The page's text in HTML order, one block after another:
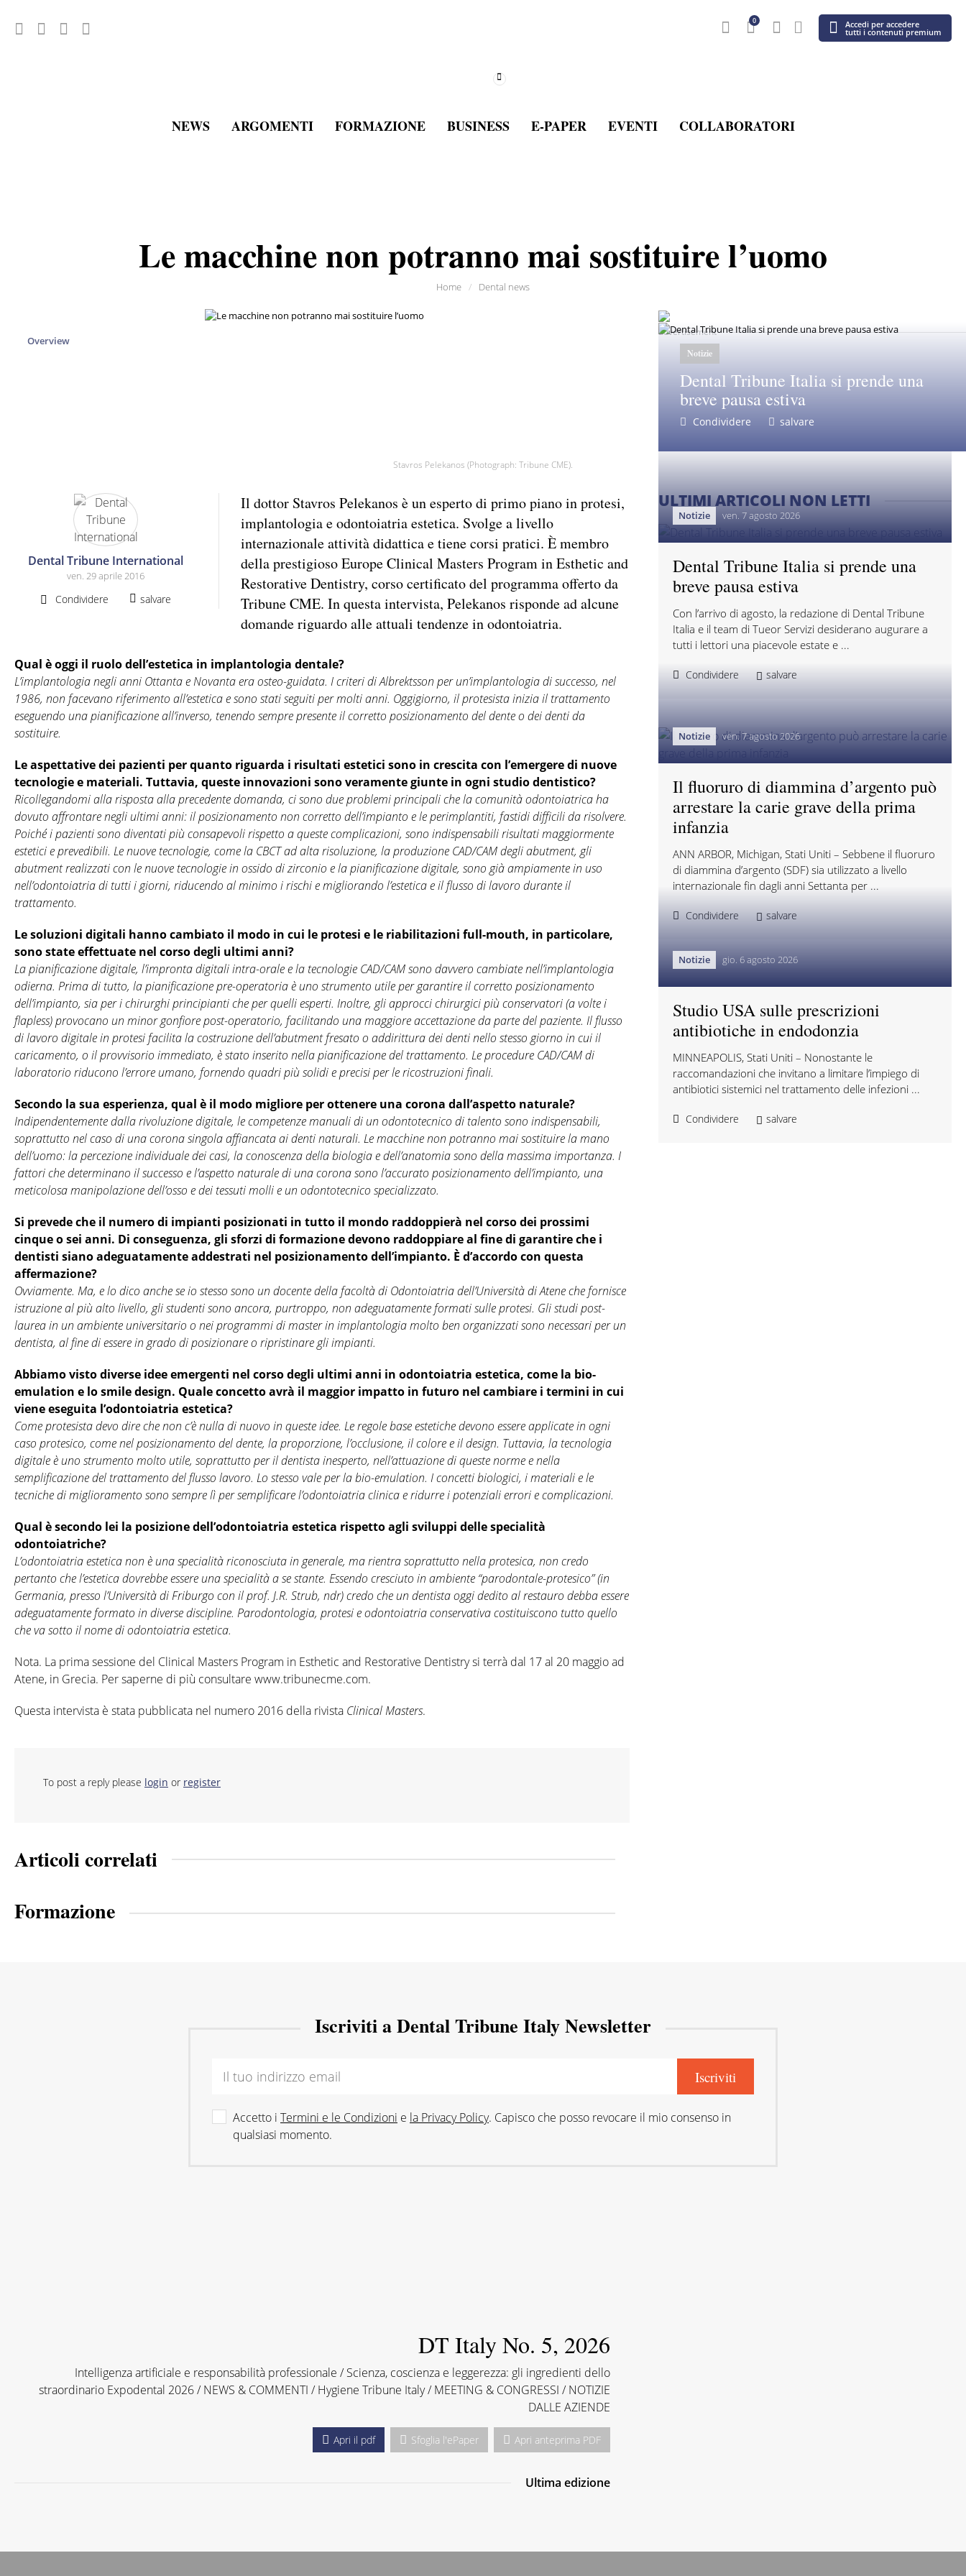
0 Accedi per accedere
tutti i contenuti premium
NEWS ARGOMENTI FORMAZIONE BUSINESS E-PAPER EVENTI COLLABORATORI
Le macchine non potranno mai sostituire l’uomo
Home / Dental news
Overview
advertisement
Notizie
Dental Tribune Italia si prende una
breve pausa estiva
Condividere salvare
Stavros Pelekanos (Photograph: Tribune CME).
Dental Tribune International
ven. 29 aprile 2016
Condividere salvare
Il dottor Stavros Pelekanos è un esperto di primo piano in protesi,
implantologia e odontoiatria estetica. Svolge a livello
internazionale attività didattica e tiene corsi pratici. È membro
della prestigioso Europe Clinical Masters Program in Esthetic and
Restorative Dentistry, corso certificato del programma offerto da
Tribune CME. In questa intervista, Pelekanos risponde ad alcune
domande riguardo alle attuali tendenze in odontoiatria.
Qual è oggi il ruolo dell’estetica in implantologia dentale?
L’implantologia negli anni Ottanta e Novanta era osteo-guidata. I criteri di Albrektsson per un’implantologia di successo, nel
1986, non facevano riferimento all’estetica e sono stati seguiti per molti anni. Oggigiorno, il protesista inizia il trattamento
eseguendo una pianificazione all’inverso, tenendo sempre presente il corretto posizionamento del dente o dei denti da
sostituire.
Le aspettative dei pazienti per quanto riguarda i risultati estetici sono in crescita con l’emergere di nuove
tecnologie e materiali. Tuttavia, queste innovazioni sono veramente giunte in ogni studio dentistico?
Ricollegandomi alla risposta alla precedente domanda, ci sono due problemi principali che la comunità odontoiatrica ha
dovuto affrontare negli ultimi anni: il posizionamento non corretto dell’impianto e le perimplantiti, fastidi difficili da risolvere.
Poiché i pazienti sono diventati più consapevoli rispetto a queste complicazioni, sono indispensabili risultati maggiormente
estetici e prevedibili. Le nuove tecnologie, come la CBCT ad alta risoluzione, la produzione CAD/CAM degli abutment, gli
abutment realizzati con le nuove tecnologie in ossido di zirconio e la pianificazione digitale, sono già ampiamente in uso
nell’odontoiatria di tutti i giorni, riducendo al minimo i rischi e migliorando l’estetica e il flusso di lavoro durante il
trattamento.
Le soluzioni digitali hanno cambiato il modo in cui le protesi e le riabilitazioni full-mouth, in particolare,
sono state effettuate nel corso degli ultimi anni?
La pianificazione digitale, l’impronta digitali intra-orale e la tecnologie CAD/CAM sono davvero cambiate nell’implantologia
odierna. Prima di tutto, la pianificazione pre-operatoria è uno strumento utile per garantire il corretto posizionamento
dell’impianto, sia per i chirurghi principianti che per quelli esperti. Inoltre, gli approcci chirurgici più conservatori (a volte i
flapless) provocano un minor gonfiore post-operatorio, facilitando una maggiore accettazione da parte del paziente. Il flusso
di lavoro digitale in protesi facilita la costruzione dell’abutment fresato o addirittura dei denti nello stesso giorno in cui il
caricamento, o il provvisorio immediato, è stato inserito nella pianificazione del trattamento. Le procedure CAD/CAM di
laboratorio riducono l’errore umano, fornendo quadri più solidi e precisi per le ricostruzioni finali.
Secondo la sua esperienza, qual è il modo migliore per ottenere una corona dall’aspetto naturale?
Indipendentemente dalla rivoluzione digitale, le competenze manuali di un odontotecnico di talento sono indispensabili,
soprattutto nel caso di una corona singola affiancata ai denti naturali. Le macchine non potranno mai sostituire la mano
dell’uomo: la percezione individuale dei casi, la conoscenza della biologia e dell’anatomia sono della massima importanza. I
fattori che determinano il successo e l’aspetto naturale di una corona sono l’accurato posizionamento dell’impianto, una
meticolosa manipolazione dell’osso e dei tessuti molli e un odontotecnico specializzato.
Si prevede che il numero di impianti posizionati in tutto il mondo raddoppierà nel corso dei prossimi
cinque o sei anni. Di conseguenza, gli sforzi di formazione devono raddoppiare al fine di garantire che i
dentisti siano adeguatamente addestrati nel posizionamento dell’impianto. È d’accordo con questa
affermazione?
Ovviamente. Ma, e lo dico anche se io stesso sono un docente della facoltà di Odontoiatria dell’Università di Atene che fornisce
istruzione al più alto livello, gli studenti sono ancora, purtroppo, non adeguatamente formati sulle protesi. Gli studi post-
laurea in un ambiente universitario o nei programmi di master in implantologia molto ben organizzati sono necessari per un
dentista, al fine di essere in grado di posizionare o ripristinare gli impianti.
Abbiamo visto diverse idee emergenti nel corso degli ultimi anni in odontoiatria estetica, come la bio-
emulation e lo smile design. Quale concetto avrà il maggior impatto in futuro nel cambiare i termini in cui
viene eseguita l’odontoiatria estetica?
Come protesista devo dire che non c’è nulla di nuovo in queste idee. Le regole base estetiche devono essere applicate in ogni
caso protesico, come nel posizionamento del dente, la proporzione, l’occlusione, il colore e il design. Tuttavia, la tecnologia
digitale è uno strumento molto utile, soprattutto per il dentista inesperto, nell’attuazione di queste norme e nella
semplificazione del trattamento del flusso lavoro. Lo stesso vale per la bio-emulation. I concetti biologici, i materiali e le
tecniche di miglioramento sono sempre lì per semplificare l’odontoiatria clinica e ridurre i potenziali errori e complicazioni.
Qual è secondo lei la posizione dell’odontoiatria estetica rispetto agli sviluppi delle specialità
odontoiatriche?
L’odontoiatria estetica non è una specialità riconosciuta in generale, ma rientra soprattutto nella protesica, non credo
pertanto che l’estetica dovrebbe essere una specialità a se stante. Essendo cresciuto in ambiente “parodontale-protesico” (in
Germania, presso l’Università di Friburgo con il prof. J.R. Strub, ndr) credo che un dentista oggi dedito al restauro debba essere
adeguatamente formato in diverse discipline. Parodontologia, protesi e odontoiatria conservativa costituiscono tutto quello
che va sotto il nome di odontoiatria estetica.
Nota. La prima sessione del Clinical Masters Program in Esthetic and Restorative Dentistry si terrà dal 17 al 20 maggio ad
Atene, in Grecia. Per saperne di più consultare www.tribunecme.com.
Questa intervista è stata pubblicata nel numero 2016 della rivista Clinical Masters.
To post a reply please login or register
Articoli correlati
Formazione
ULTIMI ARTICOLI NON LETTI
Notizie ven. 7 agosto 2026
Dental Tribune Italia si prende una
breve pausa estiva
Con l’arrivo di agosto, la redazione di Dental Tribune
Italia e il team di Tueor Servizi desiderano augurare a
tutti i lettori una piacevole estate e ...
Condividere salvare
Notizie ven. 7 agosto 2026
Il fluoruro di diammina d’argento può
arrestare la carie grave della prima
infanzia
ANN ARBOR, Michigan, Stati Uniti – Sebbene il fluoruro
di diammina d’argento (SDF) sia utilizzato a livello
internazionale fin dagli anni Settanta per ...
Condividere salvare
Notizie gio. 6 agosto 2026
Studio USA sulle prescrizioni
antibiotiche in endodonzia
MINNEAPOLIS, Stati Uniti – Nonostante le
raccomandazioni che invitano a limitare l’impiego di
antibiotici sistemici nel trattamento delle infezioni ...
Condividere salvare
Iscriviti a Dental Tribune Italy Newsletter
Accetto i Termini e le Condizioni e la Privacy Policy. Capisco che posso revocare il mio consenso in
qualsiasi momento.
DT Italy No. 5, 2026
Intelligenza artificiale e responsabilità professionale / Scienza, coscienza e leggerezza: gli ingredienti dello
straordinario Expodental 2026 / NEWS & COMMENTI / Hygiene Tribune Italy / MEETING & CONGRESSI / NOTIZIE
DALLE AZIENDE
Apri il pdf Sfoglia l'ePaper Apri anteprima PDF
Ultima edizione